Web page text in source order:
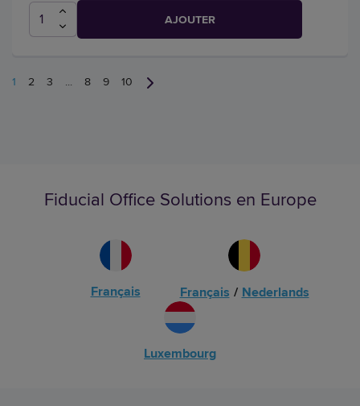
AJOUTER
1 2 3 ... 8 9 10
Fiducial Office Solutions en Europe
Français Français / Nederlands
Luxembourg